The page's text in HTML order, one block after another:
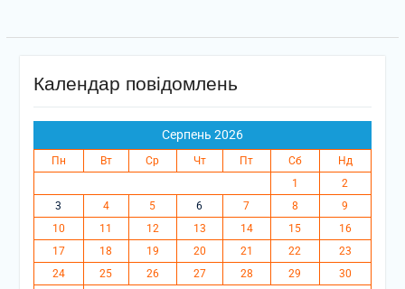
Календар повідомлень
Серпень 2026
Пн Вт Ср Чт Пт Сб
Нд
1
2
3
4 5 6 7 8
9
10
11 12 13 14 15
16
17
18 19 20 21 22
23
24
25 26 27 28 29
30